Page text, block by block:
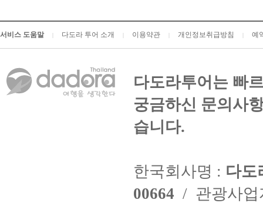
서비스 도움말 다도라 투어 소개 이용약관 개인정보취급방침 예
다도라투어는 빠
궁금하신 문의사
습니다.
한국회사명 : 다도
00664 / 관광사